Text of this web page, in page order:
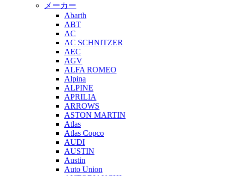
メーカー
Abarth
ABT
AC
AC SCHNITZER
AEC
AGV
ALFA ROMEO
Alpina
ALPINE
APRILIA
ARROWS
ASTON MARTIN
Atlas
Atlas Copco
AUDI
AUSTIN
Austin
Auto Union